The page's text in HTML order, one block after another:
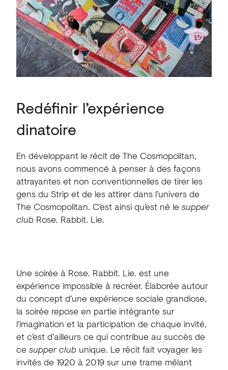
Redéfinir l’expérience
dinatoire
En développant le récit de The Cosmopolitan,
nous avons commencé à penser à des façons
attrayantes et non conventionnelles de tirer les
gens du Strip et de les attirer dans l’univers de
The Cosmopolitan. C’est ainsi qu’est né le supper
clubRose. Rabbit. Lie.
Une soirée à Rose. Rabbit. Lie. est une
expérience impossible à recréer. Élaborée autour
du concept d’une expérience sociale grandiose,
la soirée repose en partie intégrante sur
l’imagination et la participation de chaque invité,
et c’est d’ailleurs ce qui contribue au succès de
ce supper clubunique. Le récit fait voyager les
invités de 1920 à 2019 sur une trame mêlant